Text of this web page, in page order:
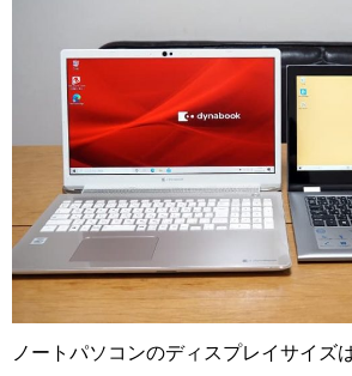
ノートパソコンのディスプレイサイズ